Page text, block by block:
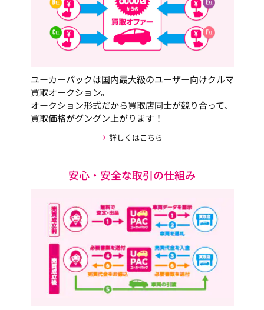
ユーカーパックは国内最大級のユーザー向けクルマ
買取オークション。
オークション形式だから買取店同士が競り合って、
買取価格がグングン上がります！
詳しくはこちら
安心・安全な取引の仕組み